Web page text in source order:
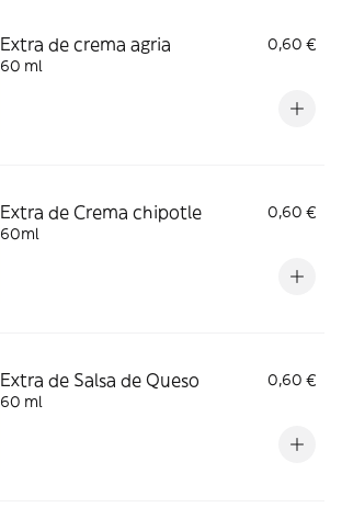
Extra de crema agria
0,60 €
60 ml
Extra de Crema chipotle
0,60 €
60ml
Extra de Salsa de Queso
0,60 €
60 ml